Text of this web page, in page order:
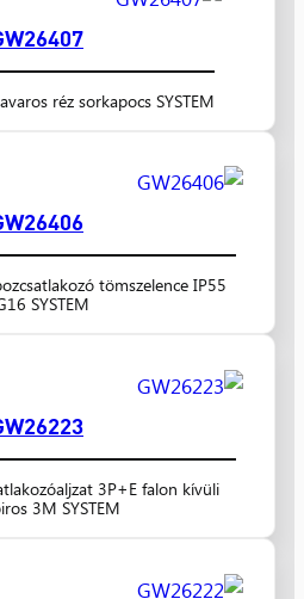
réz sorkapocs SYSTEM
tömszelence IP55
SYSTEM
3P+E falon kívüli
3M SYSTEM